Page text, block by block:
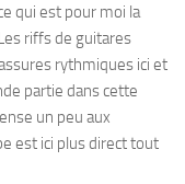
qui est pour moi la
riffs de guitares
rythmiques ici et
partie dans cette
un peu aux
est ici plus direct tout